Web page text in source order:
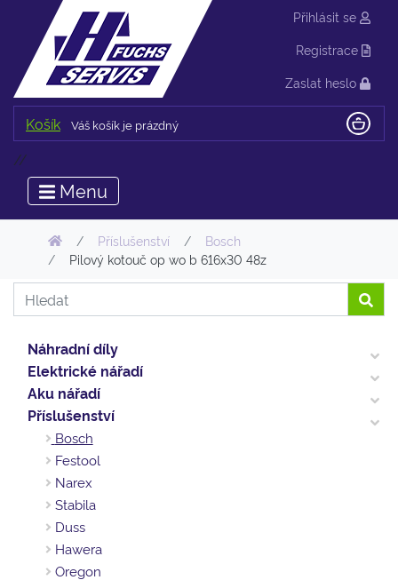
Přihlásit se
Registrace
Zaslat heslo
Košík Váš košík je prázdný
//
Menu
Příslušenství
Bosch
Pilový kotouč op wo b 616x30 48z
Náhradní díly
Elektrické nářadí
Aku nářadí
Příslušenství
Bosch
Festool
Narex
Stabila
Duss
Hawera
Oregon